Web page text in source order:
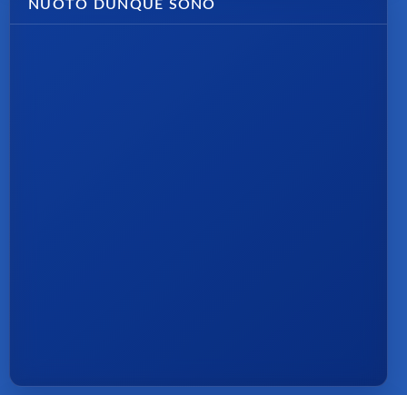
NUOTO DUNQUE SONO